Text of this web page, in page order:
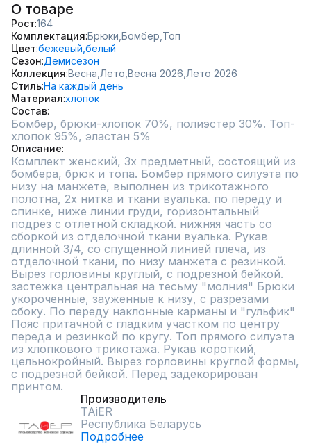
О товаре
Рост 164
Комплектация Брюки, Бомбер, Топ
Цвет бежевый, белый
Сезон Демисезон
Коллекция Весна, Лето, Весна 2026, Лето 2026
СтильНа каждый день
Материал хлопок
Состав
Бомбер, брюки-хлопок 70%, полиэстер 30%. Топ-
хлопок 95%, эластан 5%
Описание
Комплект женский, 3х предметный, состоящий из
бомбера, брюк и топа. Бомбер прямого силуэта по
низу на манжете, выполнен из трикотажного
полотна, 2х нитка и ткани вуалька. по переду и
спинке, ниже линии груди, горизонтальный
подрез с отлетной складкой. нижняя часть со
сборкой из отделочной ткани вуалька. Рукав
длинной 3/4, со спущенной линией плеча, из
отделочной ткани, по низу манжета с резинкой.
Вырез горловины круглый, с подрезной бейкой.
застежка центральная на тесьму "молния" Брюки
укороченные, зауженные к низу, с разрезами
сбоку. По переду наклонные карманы и "гульфик"
Пояс притачной с гладким участком по центру
переда и резинкой по кругу. Топ прямого силуэта
из хлопкового трикотажа. Рукав короткий,
цельнокройный. Вырез горловины круглой формы,
с подрезной бейкой. Перед задекорирован
принтом.
Производитель
TAiER
Республика Беларусь
Подробнее